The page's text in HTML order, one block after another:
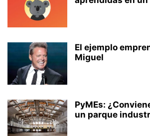
El ejemplo
Miguel
PyMEs:
un parque